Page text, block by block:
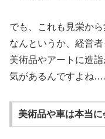
でも、これも見栄か
なんというか、経営
美術品やアートに造
気があるんですよね
美術品や車は本当